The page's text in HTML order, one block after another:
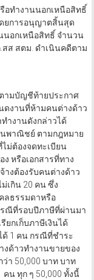
อทำงานนอกเหนือสิทธิ์
ยการอนุญาตสิ้นสุด
นอกเหนือสิทธิ์ จำนวน
สส สตม. ดำเนินคดีตาม
ามบัญชีท้ายประกาศ
นดงานที่ห้ามคนต่างด้าว
ำงานดังกล่าวได้
นพาณิชย์ ตามกฎหมาย
ม่ต้องจดทะเบียน
หรือเอกสารที่ทาง
างต้องรับคนต่างด้าว
เกิน 20 คน ซึ่ง
ลธรรมดาหรือ
ณีที่รอบปีภาษีที่ผ่านมา
ยกเก็บภาษีเงินได้
ด้ 1 คน กรณีที่ชำระ
งด้าวทำงานขายของ
า 50,000 บาท บาท
น ทุก ๆ 50,000 ทั้งนี้